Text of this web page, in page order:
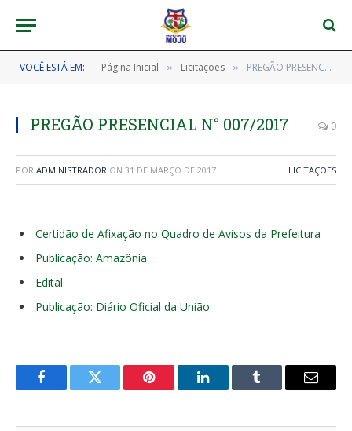
VOCÊ ESTÁ EM: Página Inicial » Licitações » PREGÃO PRESENCIAL N° 007/2017
PREGÃO PRESENCIAL N° 007/2017 0
POR ADMINISTRADOR ON 31 DE MARÇO DE 2017 LICITAÇÕES
Certidão de Afixação no Quadro de Avisos da Prefeitura
Publicação: Amazônia
Edital
Publicação: Diário Oficial da União
FacebookTwitter Pinterest LinkedInTumblr
E-